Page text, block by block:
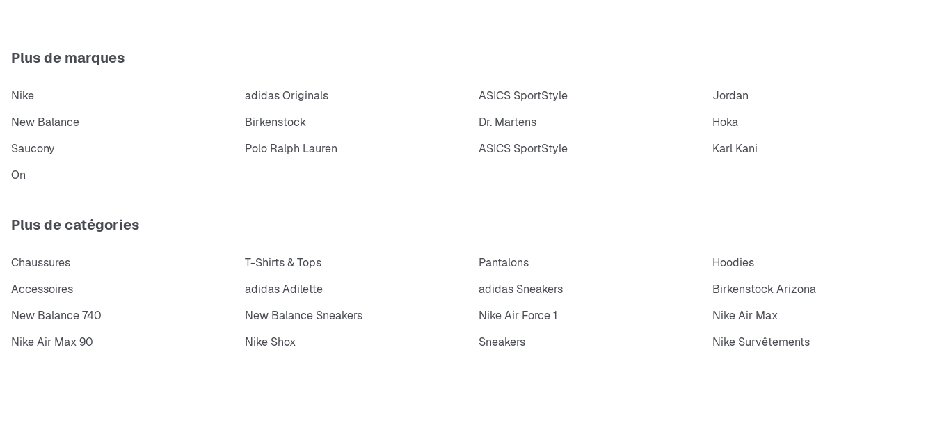
Plus de marques
Nike adidas Originals ASICS SportStyle
Jordan
New Balance
Birkenstock Dr. Martens
Hoka
Saucony
Polo Ralph Lauren ASICS SportStyle
Karl Kani
On
Plus de catégories
Chaussures T-Shirts & Tops Pantalons
Hoodies
Accessoires
adidas Adilette adidas Sneakers
Birkenstock Arizona
New Balance 740
New Balance Sneakers Nike Air Force 1
Nike Air Max
Nike Air Max 90
Nike Shox Sneakers Nike Survêtements